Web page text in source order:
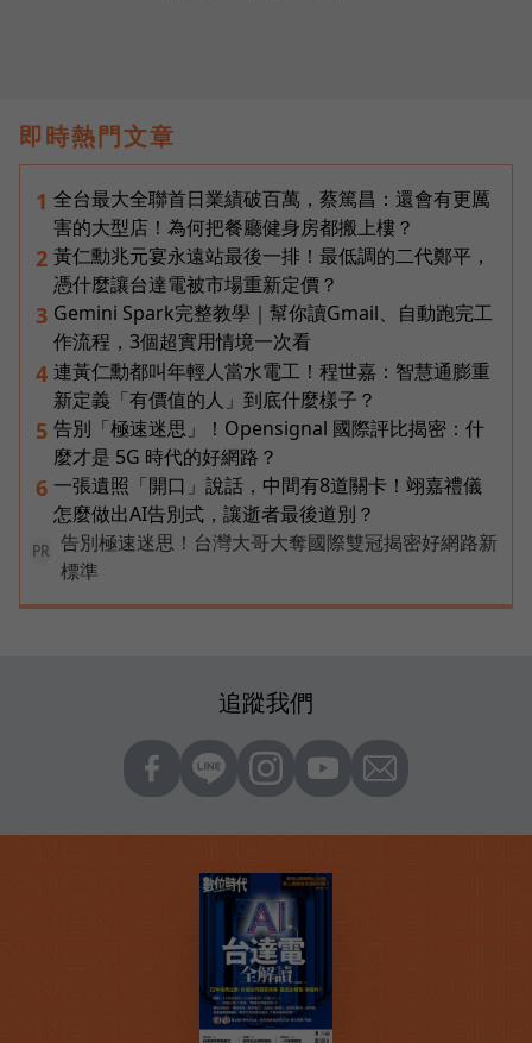
即時熱門文章
1 全台最大全聯首日業績破百萬，蔡篤昌：還會有更厲
害的大型店！為何把餐廳健身房都搬上樓？
2 黃仁勳兆元宴永遠站最後一排！最低調的二代鄭平，
憑什麼讓台達電被市場重新定價？
3 Gemini Spark完整教學｜幫你讀Gmail、自動跑完工
作流程，3個超實用情境一次看
4 連黃仁勳都叫年輕人當水電工！程世嘉：智慧通膨重
新定義「有價值的人」到底什麼樣子？
5 告別「極速迷思」！Opensignal 國際評比揭密：什
麼才是 5G 時代的好網路？
6 一張遺照「開口」說話，中間有8道關卡！翊嘉禮儀
怎麼做出AI告別式，讓逝者最後道別？
PR
告別極速迷思！台灣大哥大奪國際雙冠揭密好網路新
標準
追蹤我們